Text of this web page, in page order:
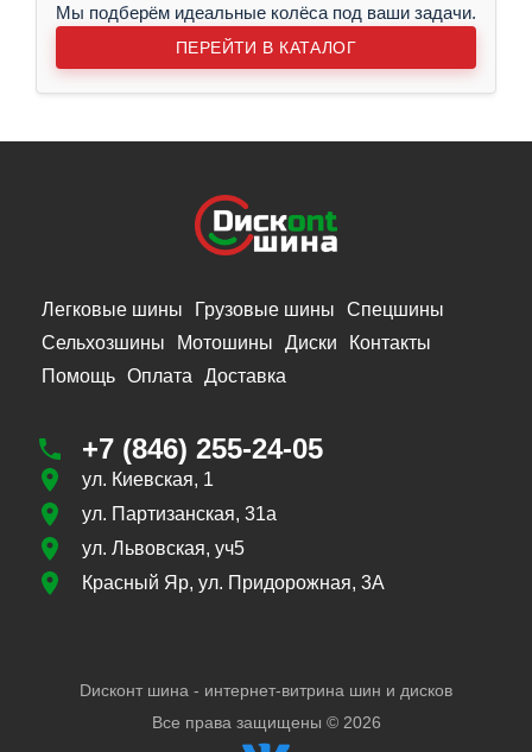
Мы подберём идеальные колёса под ваши задачи.
ПЕРЕЙТИ В КАТАЛОГ
Легковые шины Грузовые шины
Спецшины
Сельхозшины
Мотошины Диски
Контакты
Помощь Оплата Доставка
+7 (846) 255-24-05
ул. Киевская, 1
ул. Партизанская, 31а
ул. Львовская, уч5
Красный Яр, ул. Придорожная, 3А
Dисконт шина - интернет-витрина шин и дисков
Все права защищены © 2026